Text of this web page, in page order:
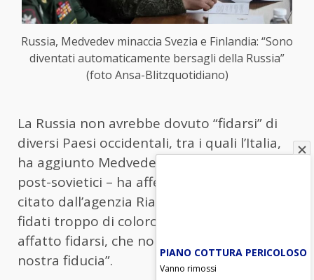
Russia, Medvedev minaccia Svezia e Finlandia: “Sono
diventati automaticamente bersagli della Russia”
(foto Ansa-Blitzquotidiano)
La Russia non avrebbe dovuto “fidarsi” di
diversi Paesi occidentali, tra i quali l’Italia,
ha aggiunto Medvedev. “Nei primi anni
post-sovietici – ha affermato Medvedev,
citato dall’agenzia Ria Novosti – ci siamo
fidati troppo di coloro di cui non bisognava
affatto fidarsi, che non meritavano la
nostra fiducia”.
PIANO COTTURA PERICOLOSO
Vanno rimossi